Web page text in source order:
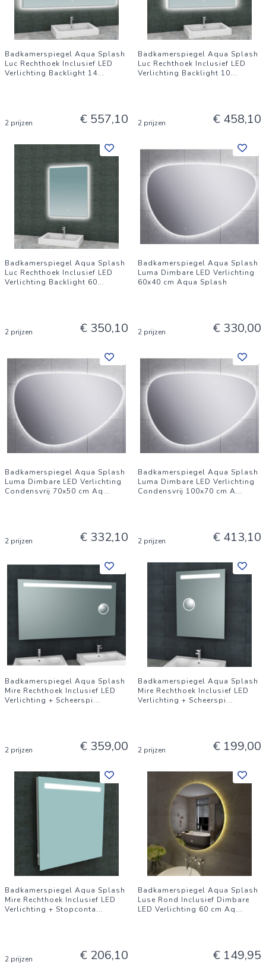
Badkamerspiegel Aqua Splash
Luc Rechthoek Inclusief LED
Verlichting Backlight 14...
2 prijzen € 557,10
Badkamerspiegel Aqua Splash
Luc Rechthoek Inclusief LED
Verlichting Backlight 10...
2 prijzen € 458,10
Badkamerspiegel Aqua Splash
Luc Rechthoek Inclusief LED
Verlichting Backlight 60...
2 prijzen € 350,10
Badkamerspiegel Aqua Splash
Luma Dimbare LED Verlichting
60x40 cm Aqua Splash
2 prijzen € 330,00
Badkamerspiegel Aqua Splash
Luma Dimbare LED Verlichting
Condensvrij 70x50 cm Aq...
2 prijzen € 332,10
Badkamerspiegel Aqua Splash
Luma Dimbare LED Verlichting
Condensvrij 100x70 cm A...
2 prijzen € 413,10
Badkamerspiegel Aqua Splash
Mire Rechthoek Inclusief LED
Verlichting + Scheerspi...
2 prijzen € 359,00
Badkamerspiegel Aqua Splash
Mire Rechthoek Inclusief LED
Verlichting + Scheerspi...
2 prijzen € 199,00
Badkamerspiegel Aqua Splash
Mire Rechthoek Inclusief LED
Verlichting + Stopconta...
2 prijzen € 206,10
Badkamerspiegel Aqua Splash
Luse Rond Inclusief Dimbare
LED Verlichting 60 cm Aq...
€ 149,95